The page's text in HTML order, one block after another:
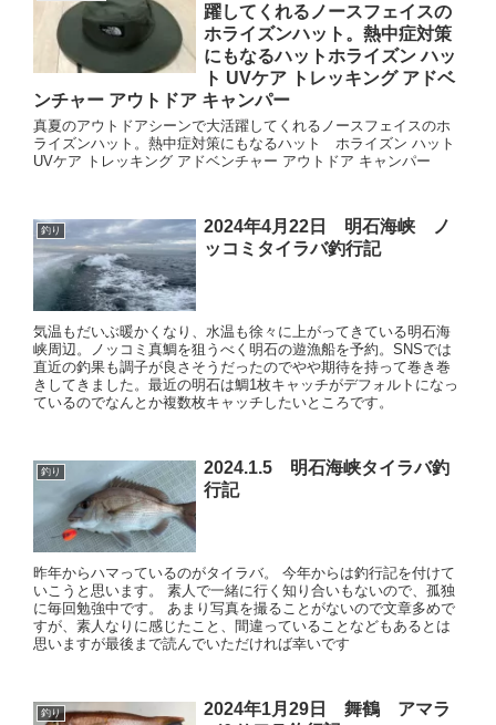
躍してくれるノースフェイスの
ホライズンハット。熱中症対策
にもなるハットホライズン ハッ
ト UVケア トレッキング アドベ
ンチャー アウトドア キャンパー
真夏のアウトドアシーンで大活躍してくれるノースフェイスのホ
ライズンハット。熱中症対策にもなるハット ホライズン ハット
UVケア トレッキング アドベンチャー アウトドア キャンパー
釣り
2024年4月22日 明石海峡 ノ
ッコミタイラバ釣行記
気温もだいぶ暖かくなり、水温も徐々に上がってきている明石海
峡周辺。ノッコミ真鯛を狙うべく明石の遊漁船を予約。SNSでは
直近の釣果も調子が良さそうだったのでやや期待を持って巻き巻
きしてきました。最近の明石は鯛1枚キャッチがデフォルトになっ
ているのでなんとか複数枚キャッチしたいところです。
釣り
2024.1.5 明石海峡タイラバ釣
行記
昨年からハマっているのがタイラバ。 今年からは釣行記を付けて
いこうと思います。 素人で一緒に行く知り合いもないので、孤独
に毎回勉強中です。 あまり写真を撮ることがないので文章多めで
すが、素人なりに感じたこと、間違っていることなどもあるとは
思いますが最後まで読んでいただければ幸いです
釣り
2024年1月29日 舞鶴 アマラ